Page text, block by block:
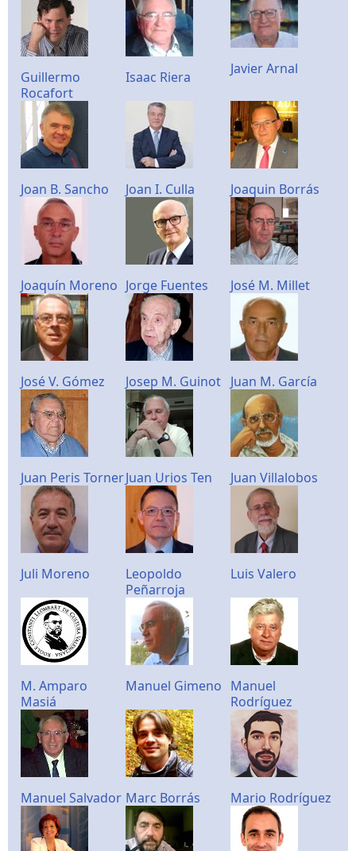
Guillermo
Rocafort
Isaac Riera Javier Arnal
Joan B. Sancho Joan I. Culla Joaquin Borrás
Joaquín Moreno Jorge Fuentes José M. Millet
José V. Gómez Josep M. Guinot Juan M. García
Juan Peris TornerJuan Urios Ten Juan Villalobos
Juli Moreno
Leopoldo
Peñarroja
Luis Valero
M. Amparo
Masiá
Manuel Gimeno Manuel
Rodríguez
Manuel Salvador Marc Borrás Mario Rodríguez